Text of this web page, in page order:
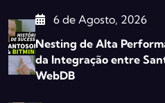
6 de Agosto, 2026
Nesting de Alta
da Integração entre
WebDB